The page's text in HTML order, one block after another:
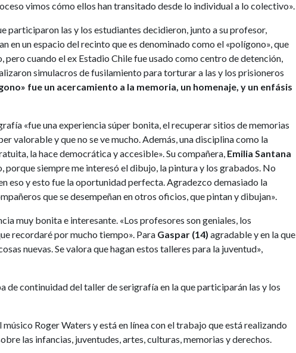
vimos cómo ellos han transitado desde lo individual a lo colectivo».
participaron las y los estudiantes decidieron, junto a su profesor,
en un espacio del recinto que es denominado como el «polígono», que
pero cuando el ex Estadio Chile fue usado como centro de detención,
simulacros de fusilamiento para torturar a las y los prisioneros
fue un acercamiento a la memoria, un homenaje, y un enfásis
«fue una experiencia súper bonita, el recuperar sitios de memorias
valorable y que no se ve mucho. Además, una disciplina como la
la hace democrática y accesible». Su compañera, Emilia Santana
porque siempre me interesó el dibujo, la pintura y los grabados. No
eso y esto fue la oportunidad perfecta. Agradezco demasiado la
que se desempeñan en otros oficios, que pintan y dibujan».
muy bonita e interesante. «Los profesores son geniales, los
recordaré por mucho tiempo». Para Gaspar (14) agradable y en la que
nuevas. Se valora que hagan estos talleres para la juventud»,
de continuidad del taller de serigrafía en la que participarán las y los
Roger Waters y está en línea con el trabajo que está realizando
las infancias, juventudes, artes, culturas, memorias y derechos.